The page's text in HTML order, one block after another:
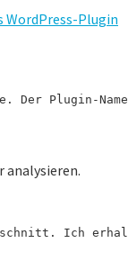
WordPress-Plugin
Der Plugin-
analysieren.
Ich